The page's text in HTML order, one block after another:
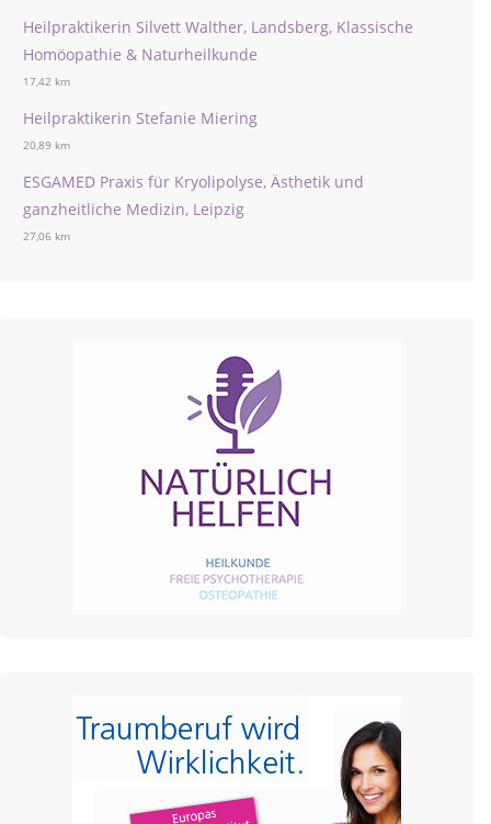
Heilpraktikerin Silvett Walther, Landsberg, Klassische
Homöopathie & Naturheilkunde
17,42 km
Heilpraktikerin Stefanie Miering
20,89 km
ESGAMED Praxis für Kryolipolyse, Ästhetik und
ganzheitliche Medizin, Leipzig
27,06 km